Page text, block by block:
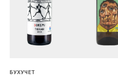
БУХУЧЕТ